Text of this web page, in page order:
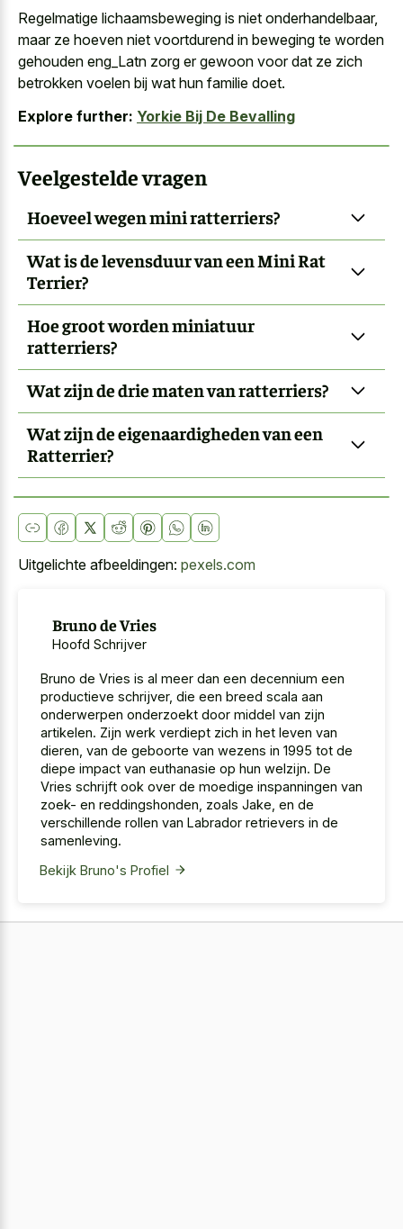
Regelmatige lichaamsbeweging is niet onderhandelbaar,
maar ze hoeven niet voortdurend in beweging te worden
gehouden eng_Latn zorg er gewoon voor dat ze zich
betrokken voelen bij wat hun familie doet.
Explore further: Yorkie Bij De Bevalling
Veelgestelde vragen
Hoeveel wegen mini ratterriers?
Wat is de levensduur van een Mini Rat
Terrier?
Hoe groot worden miniatuur
ratterriers?
Wat zijn de drie maten van ratterriers?
Wat zijn de eigenaardigheden van een
Ratterrier?
Uitgelichte afbeeldingen: pexels.com
Bruno de Vries
Hoofd Schrijver
Bruno de Vries is al meer dan een decennium een
productieve schrijver, die een breed scala aan
onderwerpen onderzoekt door middel van zijn
artikelen. Zijn werk verdiept zich in het leven van
dieren, van de geboorte van wezens in 1995 tot de
diepe impact van euthanasie op hun welzijn. De
Vries schrijft ook over de moedige inspanningen van
zoek- en reddingshonden, zoals Jake, en de
verschillende rollen van Labrador retrievers in de
samenleving.
Bekijk Bruno's Profiel